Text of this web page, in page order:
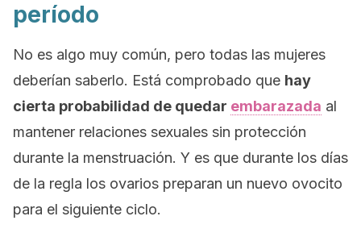
período
No es algo muy común, pero todas las mujeres
deberían saberlo. Está comprobado que hay
cierta probabilidad de quedar embarazada al
mantener relaciones sexuales sin protección
durante la menstruación. Y es que durante los días
de la regla los ovarios preparan un nuevo ovocito
para el siguiente ciclo.